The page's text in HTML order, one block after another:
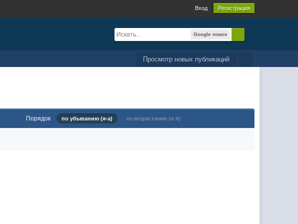
Вход Регистрация
Google поиск
Просмотр новых публикаций
Порядок по убыванию (я-а) по возрастанию (а-я)